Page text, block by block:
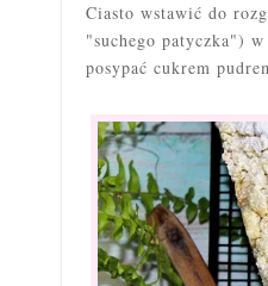
Ciasto wstawić do
"suchego patyczka")
posypać cukrem